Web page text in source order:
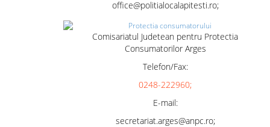
office@politialocalapitesti.ro;
Comisariatul Judetean pentru Protectia
Consumatorilor Arges
Telefon/Fax:
0248-222960;
E-mail:
secretariat.arges@anpc.ro;